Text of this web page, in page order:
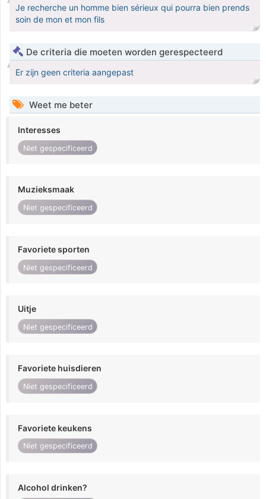
Je recherche un homme bien sérieux qui pourra bien prends
soin de mon et mon fils
De criteria die moeten worden gerespecteerd
Er zijn geen criteria aangepast
Weet me beter
Interesses
Niet gespecificeerd
Muzieksmaak
Niet gespecificeerd
Favoriete sporten
Niet gespecificeerd
Uitje
Niet gespecificeerd
Favoriete huisdieren
Niet gespecificeerd
Favoriete keukens
Niet gespecificeerd
Alcohol drinken?